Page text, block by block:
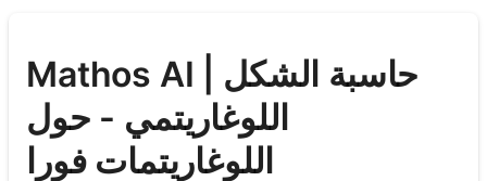
Mathos AI | حاسبة الشكل
اللوغاريتمي - حول
اللوغاريتمات فورا